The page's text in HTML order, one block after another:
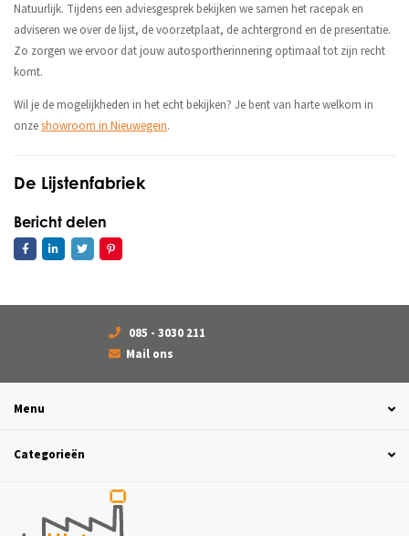
Natuurlijk. Tijdens een adviesgesprek bekijken we samen het racepak en
adviseren we over de lijst, de voorzetplaat, de achtergrond en de presentatie.
Zo zorgen we ervoor dat jouw autosportherinnering optimaal tot zijn recht
komt.
Wil je de mogelijkheden in het echt bekijken? Je bent van harte welkom in
onzeshowroom in Nieuwegein.
De Lijstenfabriek
Bericht delen
085 - 3030 211
Mail ons
Menu
Categorieën